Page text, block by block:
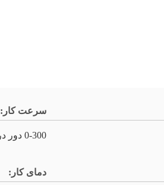
سرعت کار:
0-300 دور در دقیقه
دمای کار: